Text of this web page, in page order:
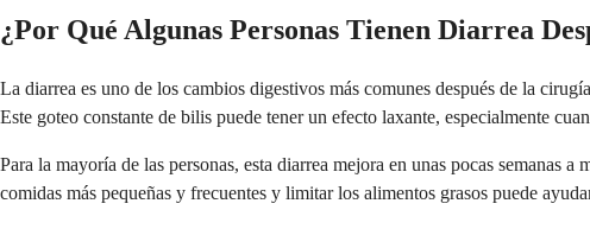
¿Por Qué Algunas Personas Tienen Diarrea
La diarrea es uno de los cambios digestivos más comunes después de la
Este goteo constante de bilis puede tener un efecto laxante, especialmente
Para la mayoría de las personas, esta diarrea mejora en unas pocas semanas
comidas más pequeñas y frecuentes y limitar los alimentos grasos puede